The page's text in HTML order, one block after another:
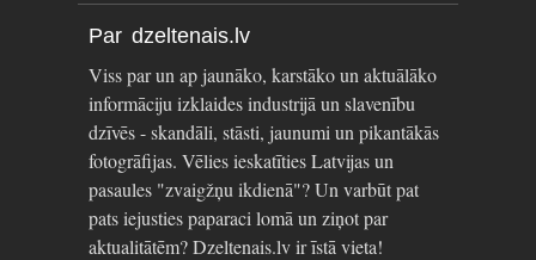
Par dzeltenais.lv
Viss par un ap jaunāko, karstāko un aktuālāko
informāciju izklaides industrijā un slavenību
dzīvēs - skandāli, stāsti, jaunumi un pikantākās
fotogrāfijas. Vēlies ieskatīties Latvijas un
pasaules "zvaigžņu ikdienā"? Un varbūt pat
pats iejusties paparaci lomā un ziņot par
aktualitātēm? Dzeltenais.lv ir īstā vieta!